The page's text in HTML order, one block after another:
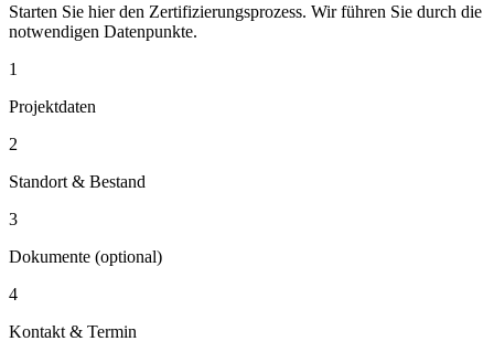
Starten Sie hier den Zertifizierungsprozess. Wir führen Sie durch die
notwendigen Datenpunkte.
1
Projektdaten
2
Standort & Bestand
3
Dokumente (optional)
4
Kontakt & Termin